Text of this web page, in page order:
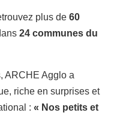
plus de 60
24 communes du
ARCHE Agglo a
riche en surprises et
: « Nos petits et